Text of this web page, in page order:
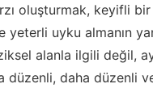
oluşturmak, keyifli
uyku almanın
alanla ilgili değil,
düzenli, daha düzenli